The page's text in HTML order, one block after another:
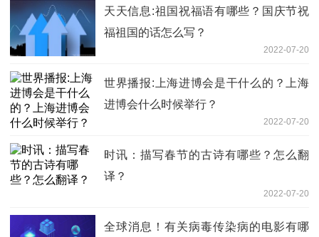
天天信息:祖国祝福语有哪些？国庆节祝
福祖国的话怎么写？
2022-07-20
世界播报:上海进博会是干什么的？上海
进博会什么时候举行？
2022-07-20
时讯：描写春节的古诗有哪些？怎么翻
译？
2022-07-20
全球消息！有关病毒传染病的电影有哪